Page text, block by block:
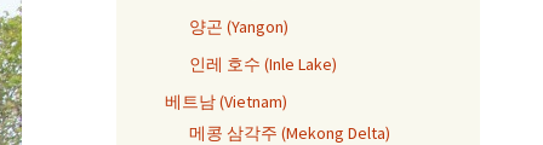
양곤 (Yangon)
인레 호수 (Inle Lake)
베트남 (Vietnam)
메콩 삼각주 (Mekong Delta)